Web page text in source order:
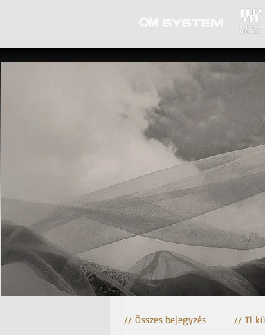
// Összes bejegyzés // Ti